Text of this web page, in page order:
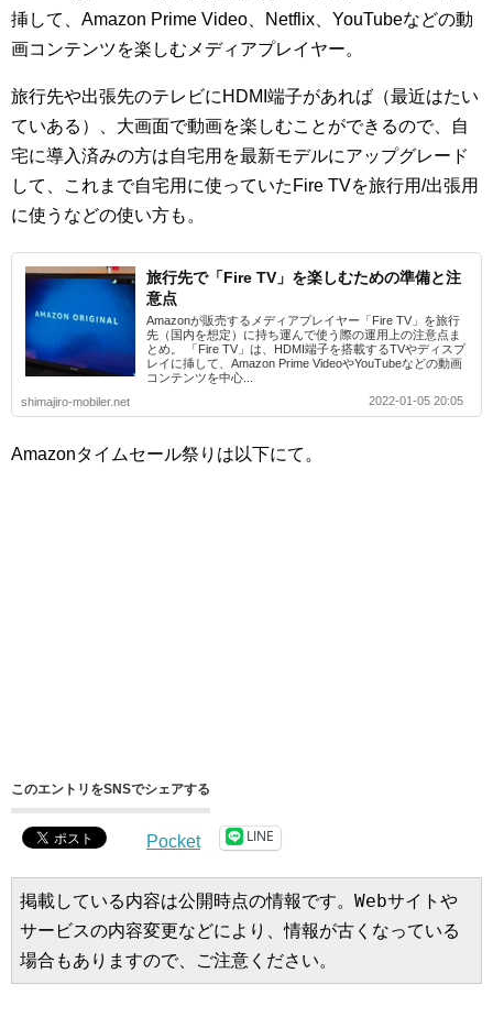
挿して、Amazon Prime Video、Netflix、YouTubeなどの動
画コンテンツを楽しむメディアプレイヤー。
旅行先や出張先のテレビにHDMI端子があれば（最近はたい
ていある）、大画面で動画を楽しむことができるので、自
宅に導入済みの方は自宅用を最新モデルにアップグレード
して、これまで自宅用に使っていたFire TVを旅行用/出張用
に使うなどの使い方も。
旅行先で「Fire TV」を楽しむための準備と注
意点
Amazonが販売するメディアプレイヤー「Fire TV」を旅行
先（国内を想定）に持ち運んで使う際の運用上の注意点ま
とめ。 「Fire TV」は、HDMI端子を搭載するTVやディスプ
レイに挿して、Amazon Prime VideoやYouTubeなどの動画
コンテンツを中心...
shimajiro-mobiler.net
2022-01-05 20:05
Amazonタイムセール祭りは以下にて。
このエントリをSNSでシェアする
Pocket LINE
掲載している内容は公開時点の情報です。Webサイトや
サービスの内容変更などにより、情報が古くなっている
場合もありますので、ご注意ください。